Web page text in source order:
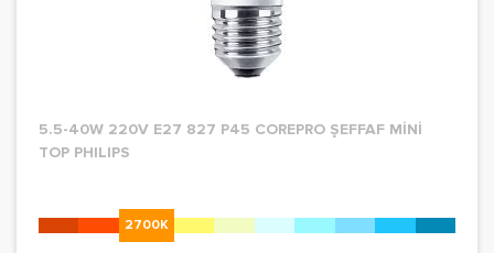
5.5-40W 220V E27 827 P45 COREPRO ŞEFFAF MİNİ
TOP PHILIPS
2700K